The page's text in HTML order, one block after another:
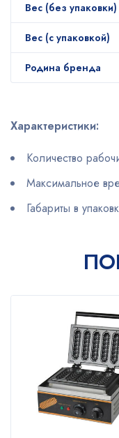
Вес (без упаковки)
Вес (с упаковкой)
Родина бренда
Характеристики:
Количество
Максимальное
Габариты в